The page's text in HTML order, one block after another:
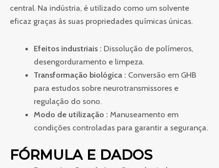
central. Na indústria, é utilizado como um solvente
eficaz graças às suas propriedades químicas únicas.
Efeitos industriais : Dissolução de polímeros,
desengorduramento e limpeza.
Transformação biológica : Conversão em GHB
para estudos sobre neurotransmissores e
regulação do sono.
Modo de utilização : Manuseamento em
condições controladas para garantir a segurança.
FÓRMULA E DADOS